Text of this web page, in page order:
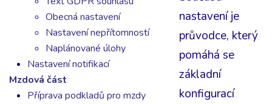
Obecná nastavení
Nastavení nepřítomností
Naplánované úlohy
Nastavení notifikací
Mzdová část
Příprava podkladů pro mzdy
nastavení je
průvodce, který
pomáhá se
základní
konfigurací